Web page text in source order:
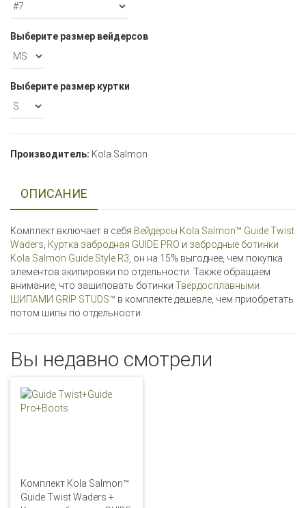
Выберите размер вейдерсов
Выберите размер куртки
Производитель: Kola Salmon
ОПИСАНИЕ
Комплект включает в себя Вейдерсы Kola Salmon™ Guide Twist
Waders, Куртка забродная GUIDE PRO и забродные ботинки
Kola Salmon Guide Style R3, он на 15% выгоднее, чем покупка
элементов экипировки по отдельности. Также обращаем
внимание, что зашиповать ботинки Твердосплавными
ШИПАМИ GRIP STUDS™ в комплекте дешевле, чем приобретать
потом шипы по отдельности.
Вы недавно смотрели
Комплект Kola Salmon™
Guide Twist Waders +